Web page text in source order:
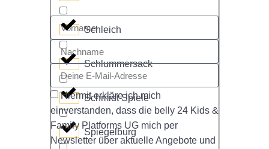
Schleich
Schlummersack
Schmidt Spiele
Spiegelburg
Hiermit erkläre ich mich
einverstanden, dass die belly 24 Kids &
Family Platforms UG mich per
Newsletter über aktuelle Angebote und